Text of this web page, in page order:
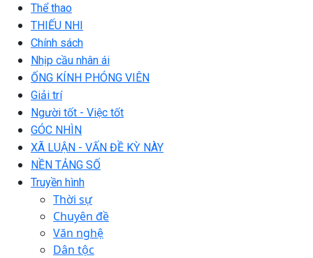
Thể thao
THIẾU NHI
Chính sách
Nhịp cầu nhân ái
ỐNG KÍNH PHÓNG VIÊN
Giải trí
Người tốt - Việc tốt
GÓC NHÌN
XÃ LUẬN - VẤN ĐỀ KỲ NÀY
NỀN TẢNG SỐ
Truyền hình
Thời sự
Chuyên đề
Văn nghệ
Dân tộc